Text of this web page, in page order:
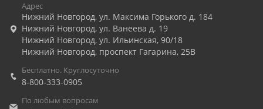
Адрес
Нижний Новгород, ул. Максима Горького д. 184
Нижний Новгород, ул. Ванеева д. 19
Нижний Новгород, ул. Ильинская, 90/18
Нижний Новгород, проспект Гагарина, 25В
Бесплатно. Круглосуточно
8-800-333-0905
По любым вопросам